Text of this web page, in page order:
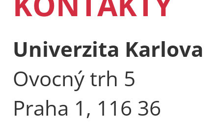
Univerzita Karlova
Ovocný trh 5
Praha 1, 116 36